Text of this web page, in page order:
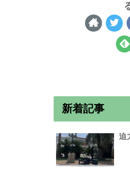
新着記事
迫